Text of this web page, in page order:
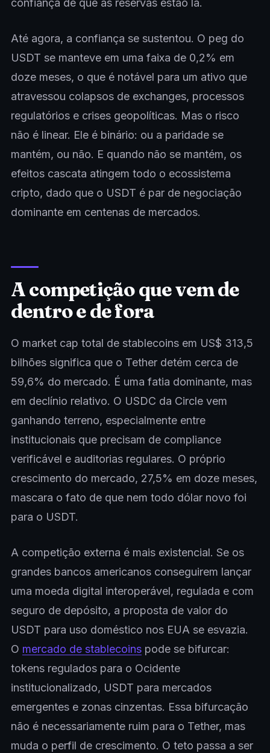
confiança de que as reservas estão lá.
Até agora, a confiança se sustentou. O peg do
USDT se manteve em uma faixa de 0,2% em
doze meses, o que é notável para um ativo que
atravessou colapsos de exchanges, processos
regulatórios e crises geopolíticas. Mas o risco
não é linear. Ele é binário: ou a paridade se
mantém, ou não. E quando não se mantém, os
efeitos cascata atingem todo o ecossistema
cripto, dado que o USDT é par de negociação
dominante em centenas de mercados.
A competição que vem de
dentro e de fora
O market cap total de stablecoins em US$ 313,5
bilhões significa que o Tether detém cerca de
59,6% do mercado. É uma fatia dominante, mas
em declínio relativo. O USDC da Circle vem
ganhando terreno, especialmente entre
institucionais que precisam de compliance
verificável e auditorias regulares. O próprio
crescimento do mercado, 27,5% em doze meses,
mascara o fato de que nem todo dólar novo foi
para o USDT.
A competição externa é mais existencial. Se os
grandes bancos americanos conseguirem lançar
uma moeda digital interoperável, regulada e com
seguro de depósito, a proposta de valor do
USDT para uso doméstico nos EUA se esvazia.
O mercado de stablecoins pode se bifurcar:
tokens regulados para o Ocidente
institucionalizado, USDT para mercados
emergentes e zonas cinzentas. Essa bifurcação
não é necessariamente ruim para o Tether, mas
muda o perfil de crescimento. O teto passa a ser